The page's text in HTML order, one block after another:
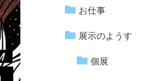
お仕事
展示のようす
個展